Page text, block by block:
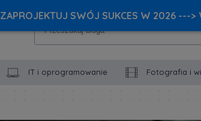
IT i oprogramowanie Fotografia i
ZAPROJEKTUJ SWÓJ SUKCES W 2026 --->